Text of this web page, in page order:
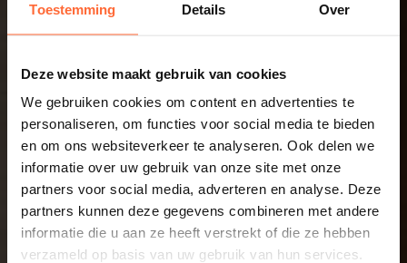
Toestemming Details Over
Deze website maakt gebruik van cookies
We gebruiken cookies om content en advertenties te
personaliseren, om functies voor social media te bieden
en om ons websiteverkeer te analyseren. Ook delen we
informatie over uw gebruik van onze site met onze
partners voor social media, adverteren en analyse. Deze
partners kunnen deze gegevens combineren met andere
informatie die u aan ze heeft verstrekt of die ze hebben
verzameld op basis van uw gebruik van hun services.